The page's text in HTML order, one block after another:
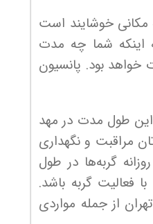
مکانی خوشایند است
اینکه شما چه مدت
خواهد بود. پانسیون
این طول مدت در مهد
مراقبت و نگهداری
گربه‌ها در طول
گربه باشد.
از جمله مواردی